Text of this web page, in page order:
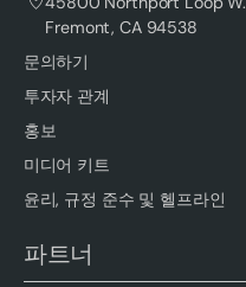
Fremont, CA 94538
문의하기
투자자 관계
홍보
미디어 키트
윤리, 규정 준수 및 헬프라인
파트너